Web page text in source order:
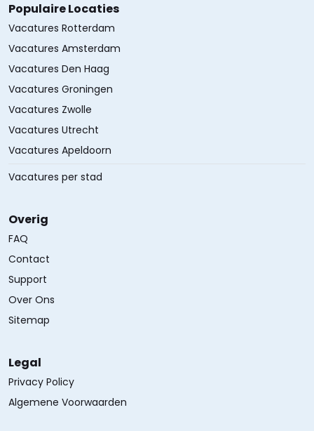
Populaire Locaties
Vacatures Rotterdam
Vacatures Amsterdam
Vacatures Den Haag
Vacatures Groningen
Vacatures Zwolle
Vacatures Utrecht
Vacatures Apeldoorn
Vacatures per stad
Overig
FAQ
Contact
Support
Over Ons
Sitemap
Legal
Privacy Policy
Algemene Voorwaarden